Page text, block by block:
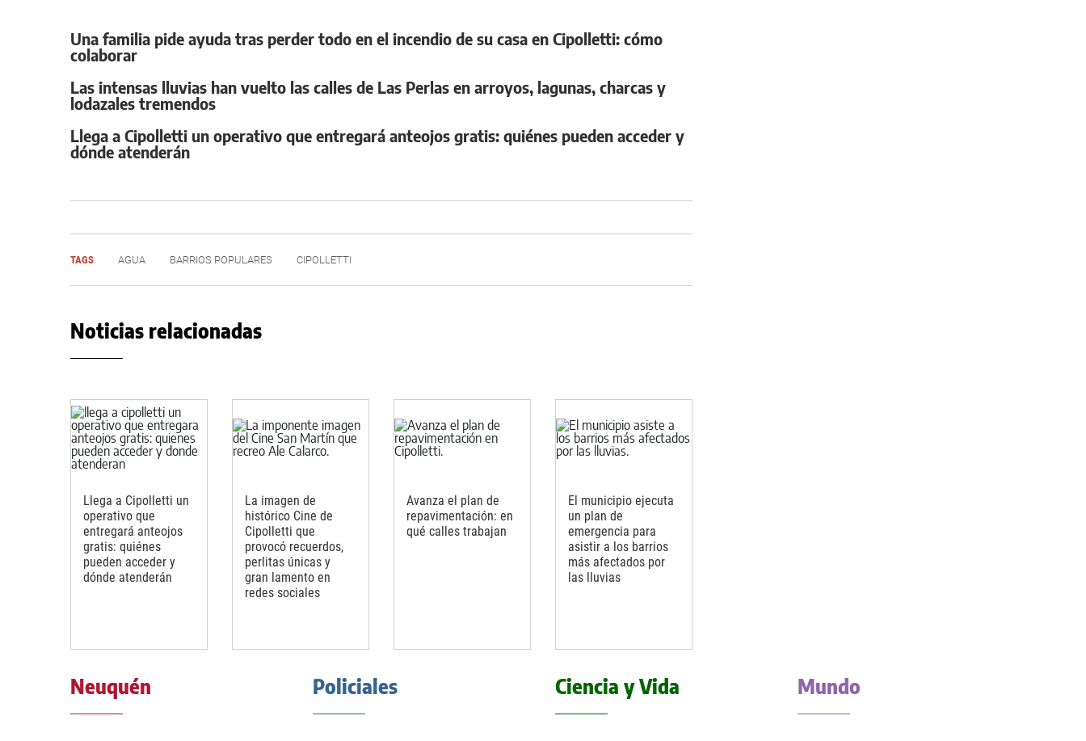
Una familia pide ayuda tras perder todo en el incendio de su casa en Cipolletti: cómo
colaborar
Las intensas lluvias han vuelto las calles de Las Perlas en arroyos, lagunas, charcas y
lodazales tremendos
Llega a Cipolletti un operativo que entregará anteojos gratis: quiénes pueden acceder y
dónde atenderán
TAGS AGUA BARRIOS POPULARES CIPOLLETTI
Noticias relacionadas
Llega a Cipolletti un
operativo que
entregará anteojos
gratis: quiénes
pueden acceder y
dónde atenderán
La imagen de
histórico Cine de
Cipolletti que
provocó recuerdos,
perlitas únicas y
gran lamento en
redes sociales
Avanza el plan de
repavimentación: en
qué calles trabajan
El municipio ejecuta
un plan de
emergencia para
asistir a los barrios
más afectados por
las lluvias
Neuquén Policiales Ciencia y Vida Mundo